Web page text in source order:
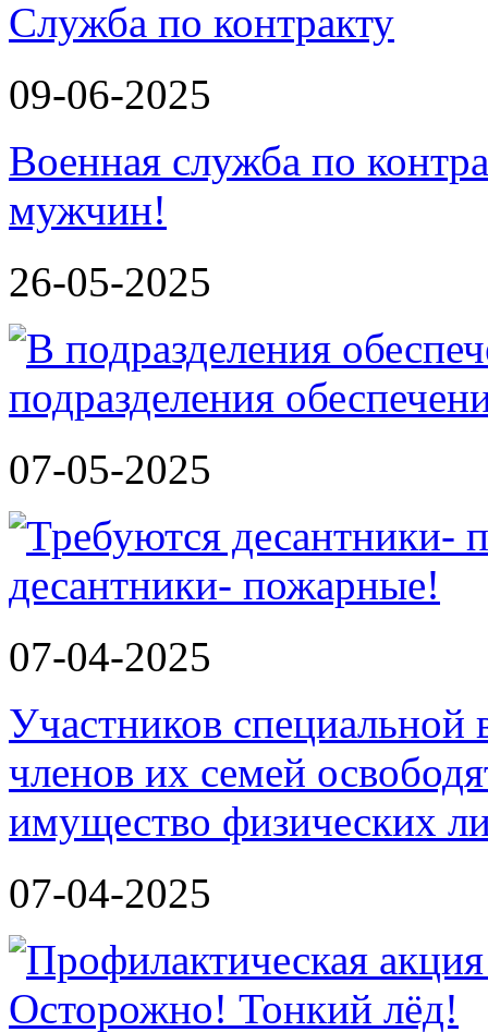
Служба по контракту
09-06-2025
Военная служба по
мужчин!
26-05-2025
подразделения
07-05-2025
десантники- пожарные!
07-04-2025
Участников
членов их семей
имущество физических
07-04-2025